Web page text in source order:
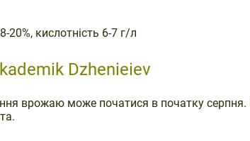
20%, кислотність 6-7 г/л
Dzhenieiev
врожаю може початися в початку